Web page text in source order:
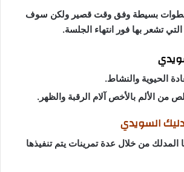
بخطوات بسيطة وفق وقت قصير ولكن سوف
التي تشعر بها فور انتهاء الجلسة.
الحيوية والنشاط.
من الألم بالأخص آلام الرقبة والظهر.
السويدي
المدلك من خلال عدة تمرينات يتم تنفيذها